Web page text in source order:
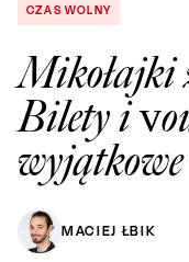
CZAS WOLNY
Bilety i
MACIEJ ŁBIK